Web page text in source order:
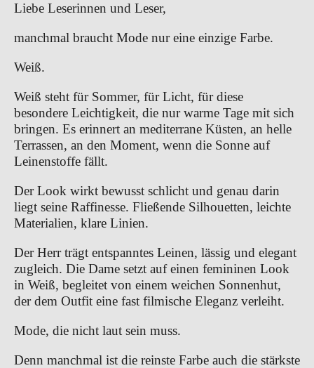
Liebe Leserinnen und Leser,
manchmal braucht Mode nur eine einzige Farbe.
Weiß.
Weiß steht für Sommer, für Licht, für diese
besondere Leichtigkeit, die nur warme Tage mit sich
bringen. Es erinnert an mediterrane Küsten, an helle
Terrassen, an den Moment, wenn die Sonne auf
Leinenstoffe fällt.
Der Look wirkt bewusst schlicht und genau darin
liegt seine Raffinesse. Fließende Silhouetten, leichte
Materialien, klare Linien.
Der Herr trägt entspanntes Leinen, lässig und elegant
zugleich. Die Dame setzt auf einen femininen Look
in Weiß, begleitet von einem weichen Sonnenhut,
der dem Outfit eine fast filmische Eleganz verleiht.
Mode, die nicht laut sein muss.
Denn manchmal ist die reinste Farbe auch die stärkste